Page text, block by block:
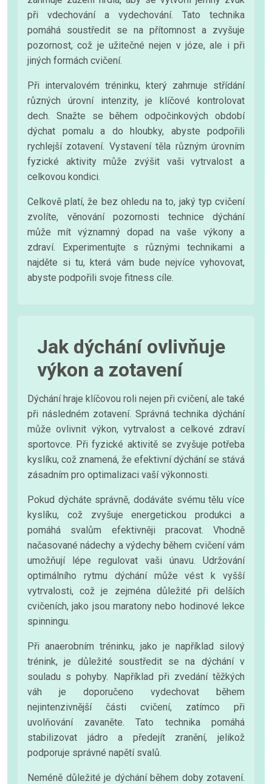
při vdechování a vydechování. Tato technika
pomáhá soustředit se na přítomnost a zvyšuje
pozornost, což je užitečné nejen v józe, ale i při
jiných formách cvičení.
Při intervalovém tréninku, který zahrnuje střídání
různých úrovní intenzity, je klíčové kontrolovat
dech. Snažte se během odpočinkových období
dýchat pomalu a do hloubky, abyste podpořili
rychlejší zotavení. Vystavení těla různým úrovním
fyzické aktivity může zvýšit vaši vytrvalost a
celkovou kondici.
Celkově platí, že bez ohledu na to, jaký typ cvičení
zvolíte, věnování pozornosti technice dýchání
může mít významný dopad na vaše výkony a
zdraví. Experimentujte s různými technikami a
najděte si tu, která vám bude nejvíce vyhovovat,
abyste podpořili svoje fitness cíle.
Jak dýchání ovlivňuje
výkon a zotavení
Dýchání hraje klíčovou roli nejen při cvičení, ale také
při následném zotavení. Správná technika dýchání
může ovlivnit výkon, vytrvalost a celkové zdraví
sportovce. Při fyzické aktivitě se zvyšuje potřeba
kyslíku, což znamená, že efektivní dýchání se stává
zásadním pro optimalizaci vaší výkonnosti.
Pokud dýcháte správně, dodáváte svému tělu více
kyslíku, což zvyšuje energetickou produkci a
pomáhá svalům efektivněji pracovat. Vhodně
načasované nádechy a výdechy během cvičení vám
umožňují lépe regulovat vaši únavu. Udržování
optimálního rytmu dýchání může vést k vyšší
vytrvalosti, což je zejména důležité při delších
cvičeních, jako jsou maratony nebo hodinové lekce
spinningu.
Při anaerobním tréninku, jako je například silový
trénink, je důležité soustředit se na dýchání v
souladu s pohyby. Například při zvedání těžkých
váh je doporučeno vydechovat během
nejintenzivnější části cvičení, zatímco při
uvolňování zavaněte. Tato technika pomáhá
stabilizovat jádro a předejít zranění, jelikož
podporuje správné napětí svalů.
Neméně důležité je dýchání během doby zotavení.